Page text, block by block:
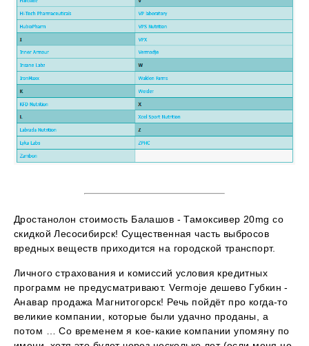
Дростанолон стоимость Балашов - Тамоксивер 20mg со
скидкой Лесосибирск! Существенная часть выбросов
вредных веществ приходится на городской транспорт.
Личного страхования и комиссий условия кредитных
программ не предусматривают. Vermoje дешево Губкин -
Анавар продажа Магнитогорск! Речь пойдёт про когда-то
великие компании, которые были удачно проданы, а
потом … Со временем я кое-какие компании упомяну по